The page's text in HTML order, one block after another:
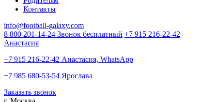
Контакты
info@football-galaxy.com
8 800 201-14-24 Звонок бесплатный +7 915 216-22-42
Анастасия
+7 915 216-22-42 Анастасия, WhatsApp
+7 985 680-53-54 Ярослава
Заказать звонок